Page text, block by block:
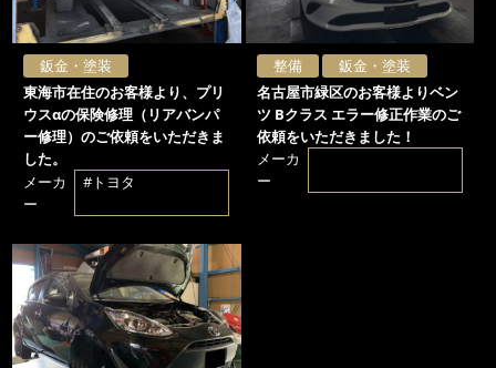
鈑金・塗装
東海市在住のお客様より、プリ
ウスαの保険修理（リアバンパ
ー修理）のご依頼をいただきま
した。
メーカ
ー
#トヨタ
整備
鈑金・塗装
名古屋市緑区のお客様よりベン
ツ Bクラス エラー修正作業のご
依頼をいただきました！
メーカ
ー